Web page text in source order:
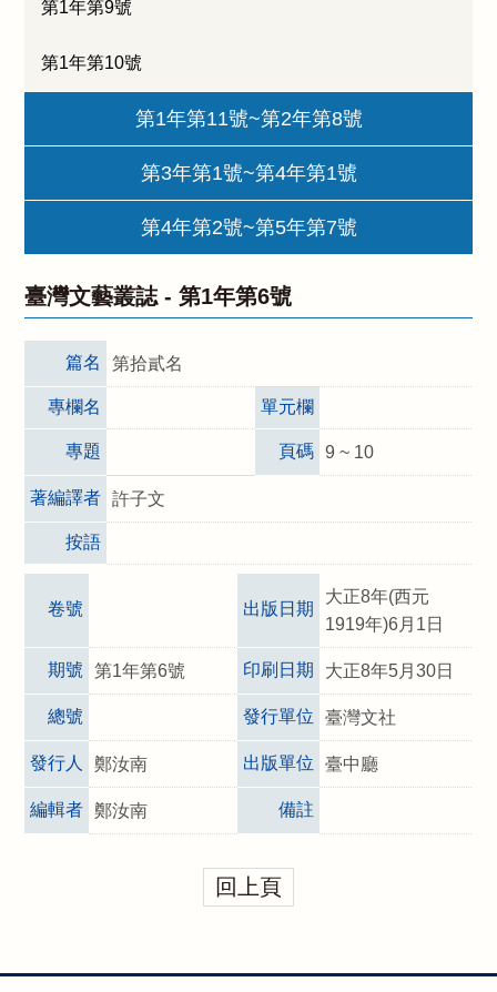
第1年第9號
第1年第10號
第1年第11號~第2年第8號
第3年第1號~第4年第1號
第4年第2號~第5年第7號
臺灣文藝叢誌 -第1年第6號
篇名 第拾貳名
專欄名 單元欄
專題 頁碼 9 ~ 10
著編譯者 許子文
按語
卷號 出版日期
大正8年(西元
1919年)6月1日
期號 第1年第6號 印刷日期 大正8年5月30日
總號 發行單位 臺灣文社
發行人 鄭汝南 出版單位 臺中廳
編輯者 鄭汝南 備註
回上頁